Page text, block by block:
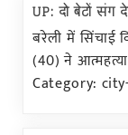
UP: दो बेटों संग
बरेली में सिंचाई
(40) ने
Category: